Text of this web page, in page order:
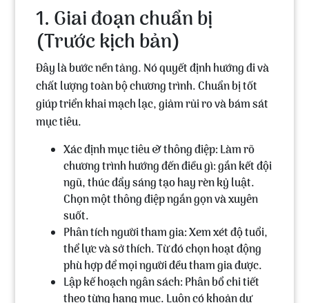
1. Giai đoạn chuẩn bị
(Trước kịch bản)
Đây là bước nền tảng. Nó quyết định hướng đi và
chất lượng toàn bộ chương trình. Chuẩn bị tốt
giúp triển khai mạch lạc, giảm rủi ro và bám sát
mục tiêu.
Xác định mục tiêu & thông điệp: Làm rõ
chương trình hướng đến điều gì: gắn kết đội
ngũ, thúc đẩy sáng tạo hay rèn kỷ luật.
Chọn một thông điệp ngắn gọn và xuyên
suốt.
Phân tích người tham gia: Xem xét độ tuổi,
thể lực và sở thích. Từ đó chọn hoạt động
phù hợp để mọi người đều tham gia được.
Lập kế hoạch ngân sách: Phân bổ chi tiết